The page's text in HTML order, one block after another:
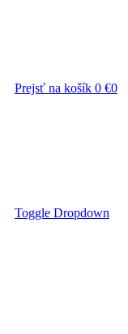
Prejsť na košík 0 €0
Toggle Dropdown